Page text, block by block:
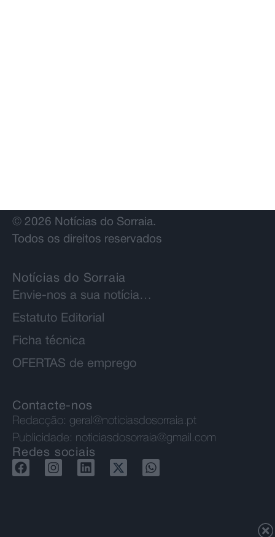
© 2026 Notícias do Sorraia.
Todos os direitos reservados
Notícias do Sorraia
Envie-nos a sua notícia…
Estatuto Editorial
Ficha técnica
OFERTAS de emprego
Contacte-nos
Redacção: geral@noticiasdosorraia.pt
Publicidade: noticiasdosorraia@gmail.com
Redes sociais